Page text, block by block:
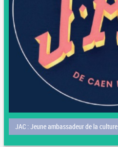
JAC : Jeune ambassadeur de la culture